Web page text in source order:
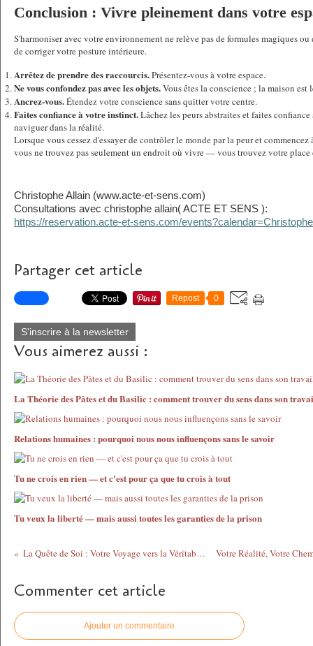
Conclusion : Vivre pleinement dans votre
S'harmoniser avec votre environnement ne relève pas de formules magiques
de corriger votre posture intérieure.
Arrêtez de prendre des raccourcis. Présentez-vous à votre espace.
Ne vous confondez pas avec les objets. Vous êtes la conscience ; la maison est
Ancrez-vous. Étendez votre conscience sans quitter votre centre.
Faites confiance à votre instinct. Lâchez les peurs abstraites et faites
naviguer dans la réalité.
Lorsque vous cessez d'essayer de contrôler le monde par la peur et
vous ne trouvez pas seulement un endroit où vivre — vous trouvez votre place
Christophe Allain (www.acte-et-sens.com)
Consultations avec christophe allain( ACTE ET SENS ):
https://reservation.acte-et-sens.com/events?calendar=Christophe
Partager cet article
Repost 0
S'inscrire à la newsletter
Vous aimerez aussi :
La Théorie des Pâtes et du Basilic : comment trouver du sens dans son
Relations humaines : pourquoi nous nous influençons sans le savoir
Tu ne crois en rien — et c'est pour ça que tu crois à tout
Tu veux la liberté — mais aussi toutes les garanties de la prison
La Quête de Soi : Votre Voyage vers la Véritable Autonomie
Commenter cet article
Ajouter un commentaire